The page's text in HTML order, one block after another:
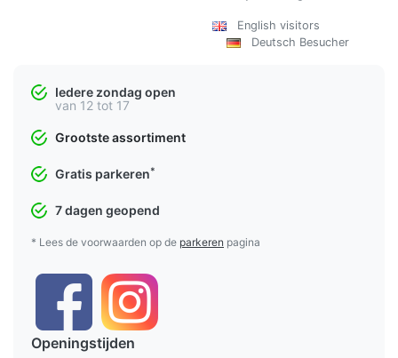
English visitors
Deutsch Besucher
Iedere zondag open
van 12 tot 17
Grootste assortiment
Gratis parkeren*
7 dagen geopend
* Lees de voorwaarden op de parkeren pagina
Openingstijden